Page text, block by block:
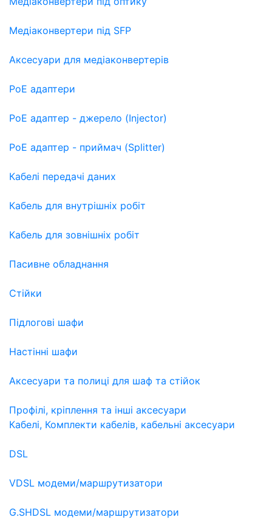
Медіаконвертери під SFP
Аксесуари для медіаконвертерів
PoE адаптери
PoE адаптер - джерело (Injector)
PoE адаптер - приймач (Splitter)
Кабелі передачі даних
Кабель для внутрішніх робіт
Кабель для зовнішніх робіт
Пасивне обладнання
Стійки
Підлогові шафи
Настінні шафи
Аксесуари та полиці для шаф та стійок
Профілі, кріплення та інші аксесуари
Кабелі, Комплекти кабелів, кабельні аксесуари
DSL
VDSL модеми/маршрутизатори
G.SHDSL модеми/маршрутизатори